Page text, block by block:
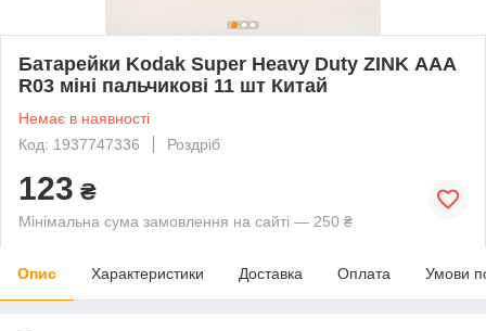
Батарейки Kodak Super Heavy Duty ZINK ААА
R03 міні пальчикові 11 шт Китай
Немає в наявності
Код: 1937747336
Роздріб
123 ₴
Мінімальна сума замовлення на сайті — 250 ₴
Опис Характеристики Доставка Оплата Умови